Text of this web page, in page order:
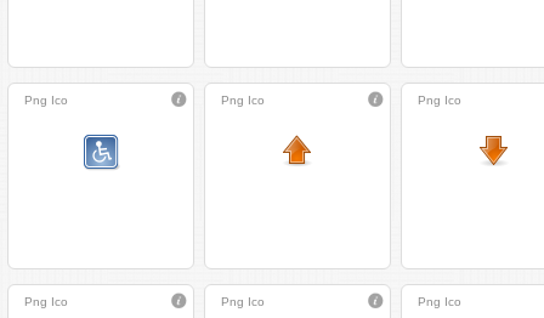
Png Ico Png Ico Png Ico
Png Ico Png Ico Png Ico